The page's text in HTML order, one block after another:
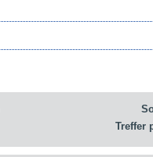
Treffer